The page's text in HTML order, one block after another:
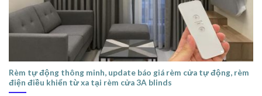
Rèm tự động thông minh, update báo giá rèm cửa tự động, rèm
điện điều khiển từ xa tại rèm cửa 3A blinds